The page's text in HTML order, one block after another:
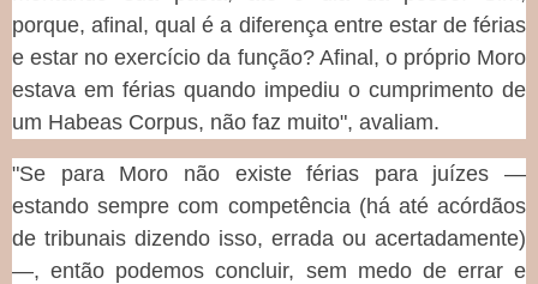
porque, afinal, qual é a diferença entre estar de férias
e estar no exercício da função? Afinal, o próprio Moro
estava em férias quando impediu o cumprimento de
um Habeas Corpus, não faz muito", avaliam.
"Se para Moro não existe férias para juízes —
estando sempre com competência (há até acórdãos
de tribunais dizendo isso, errada ou acertadamente)
—, então podemos concluir, sem medo de errar e